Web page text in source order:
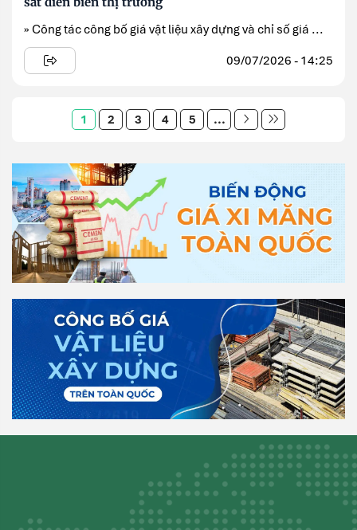
» Công tác công bố giá vật liệu xây dựng và chỉ số giá ...
09/07/2026 - 14:25
1 2 3 4 5 ...